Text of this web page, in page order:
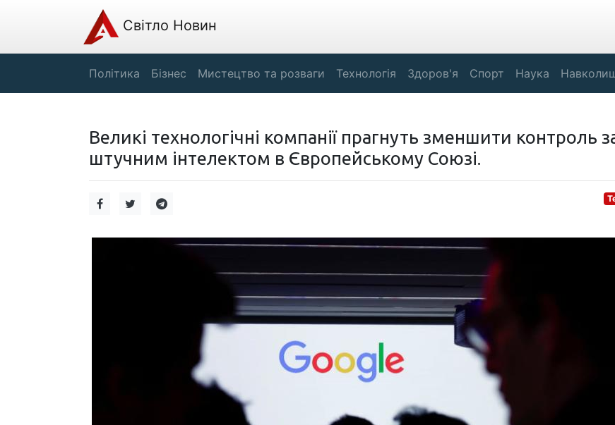
Світло Новин
Політика Бізнес Мистецтво та розваги Технологія Здоров'я Спорт Наука
Великі технологічні компанії прагнуть зменшити контроль
штучним інтелектом в Європейському Союзі.